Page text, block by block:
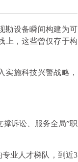
勘设备瞬间构建为可
上，这些曾仅存于构
施科技兴警战略，
诉讼、服务全局”职
业人才梯队，到近3